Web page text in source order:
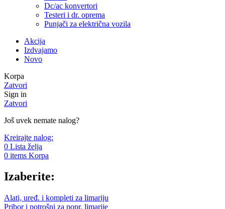
Dc/ac konvertori
Testeri i dr. oprema
Punjači za električna vozila
Akcija
Izdvajamo
Novo
Korpa
Zatvori
Sign in
Zatvori
Još uvek nemate nalog?
Kreirajte nalog:
0 Lista želja
0 items Korpa
Izaberite:
Alati, uređ. i kompleti za limariju
Pribor i potrošni za popr. limarije